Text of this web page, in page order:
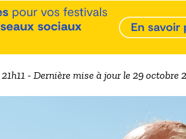
- Dernière mise à jour le 29 octobre